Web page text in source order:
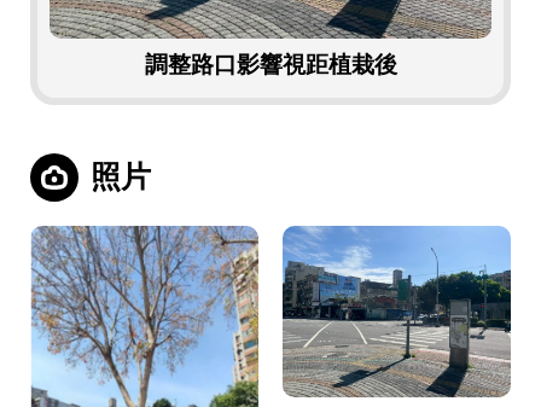
調整路口影響視距植栽後
照片